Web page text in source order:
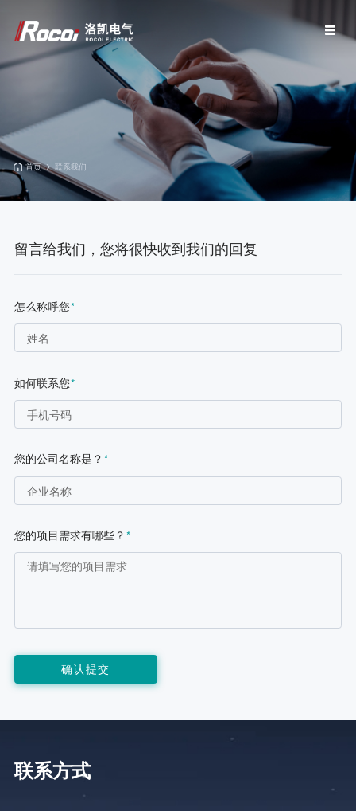
首页 联系我们
留言给我们，您将很快收到我们的回复
怎么称呼您*
如何联系您*
您的公司名称是？ *
您的项目需求有哪些？ *
确认提交
联系方式